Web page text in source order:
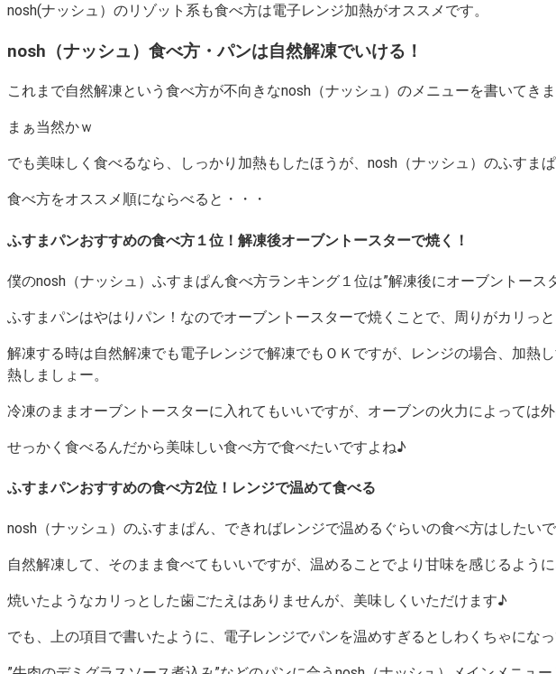
nosh(ナッシュ）のリゾット系も食べ方は電子レンジ加熱がオススメです。
nosh（ナッシュ）食べ方・パンは自然解凍でいける！
これまで自然解凍という食べ方が不向きなnosh（ナッシュ）のメニューを書いてき
まぁ当然かｗ
でも美味しく食べるなら、しっかり加熱もしたほうが、nosh（ナッシュ）のふすま
食べ方をオススメ順にならべると・・・
ふすまパンおすすめの食べ方１位！解凍後オーブントースターで焼く！
僕のnosh（ナッシュ）ふすまぱん食べ方ランキング１位は”解凍後にオーブントース
ふすまパンはやはりパン！なのでオーブントースターで焼くことで、周りがカリっ
解凍する時は自然解凍でも電子レンジで解凍でもＯＫですが、レンジの場合、加
熱しましょー。
冷凍のままオーブントースターに入れてもいいですが、オーブンの火力によっては
せっかく食べるんだから美味しい食べ方で食べたいですよね♪
ふすまパンおすすめの食べ方2位！レンジで温めて食べる
nosh（ナッシュ）のふすまぱん、できればレンジで温めるぐらいの食べ方はしたいで
自然解凍して、そのまま食べてもいいですが、温めることでより甘味を感じるように
焼いたようなカリっとした歯ごたえはありませんが、美味しくいただけます♪
でも、上の項目で書いたように、電子レンジでパンを温めすぎるとしわくちゃにな